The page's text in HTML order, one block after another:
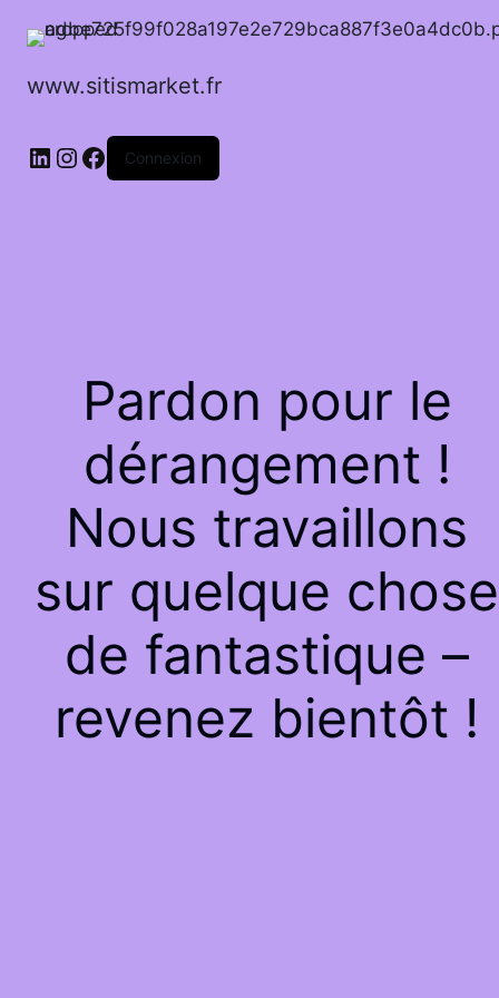
www.sitismarket.fr
LinkedIn
Instagram
Facebook
Connexion
Pardon pour le
dérangement !
Nous travaillons
sur quelque chose
de fantastique –
revenez bientôt !